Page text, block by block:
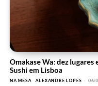
Omakase Wa: dez
Sushi em Lisboa
NA MESA ALEXANDRE LOPES - 06/